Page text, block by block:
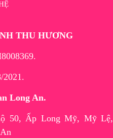
THU HƯƠNG
2021.
Long An.
50, Ấp Long Mỹ, Mỹ Lệ,